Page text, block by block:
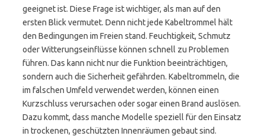
geeignet ist. Diese Frage ist wichtiger, als man auf den
ersten Blick vermutet. Denn nicht jede Kabeltrommel hält
den Bedingungen im Freien stand. Feuchtigkeit, Schmutz
oder Witterungseinflüsse können schnell zu Problemen
führen. Das kann nicht nur die Funktion beeinträchtigen,
sondern auch die Sicherheit gefährden. Kabeltrommeln, die
im falschen Umfeld verwendet werden, können einen
Kurzschluss verursachen oder sogar einen Brand auslösen.
Dazu kommt, dass manche Modelle speziell für den Einsatz
in trockenen, geschützten Innenräumen gebaut sind.